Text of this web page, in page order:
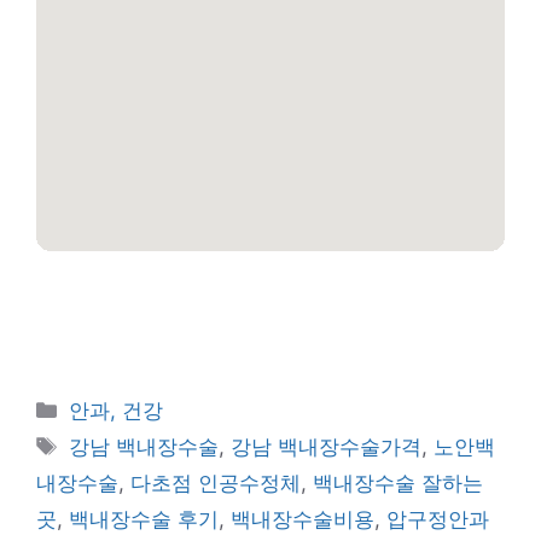
카
테
고
리
안과, 건강
태
그
강남 백내장수술, 강남 백내장수술가격 , 노안백
내장수술, 다초점 인공수정체 , 백내장수술 잘하는
곳, 백내장수술 후기 , 백내장수술비용, 압구정안과